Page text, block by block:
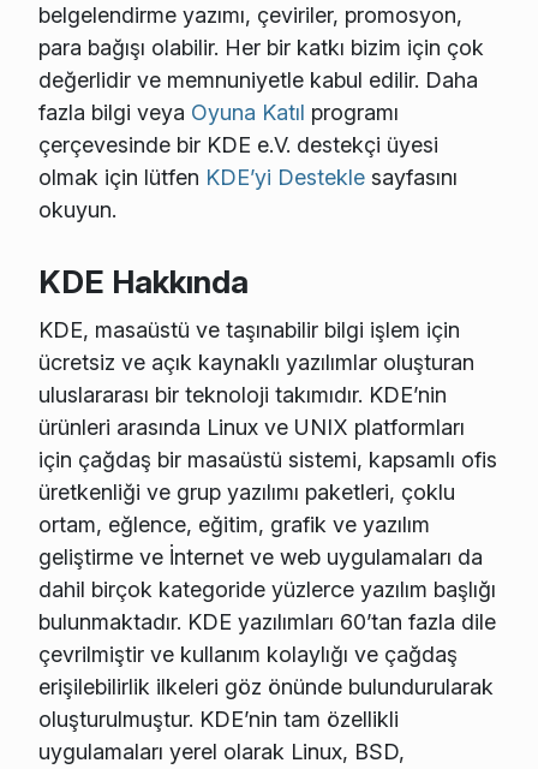
belgelendirme yazımı, çeviriler, promosyon,
para bağışı olabilir. Her bir katkı bizim için çok
değerlidir ve memnuniyetle kabul edilir. Daha
fazla bilgi veya Oyuna Katıl programı
çerçevesinde bir KDE e.V. destekçi üyesi
olmak için lütfen KDE’yi Desteklesayfasını
okuyun.
KDE Hakkında
KDE, masaüstü ve taşınabilir bilgi işlem için
ücretsiz ve açık kaynaklı yazılımlar oluşturan
uluslararası bir teknoloji takımıdır. KDE’nin
ürünleri arasında Linux ve UNIX platformları
için çağdaş bir masaüstü sistemi, kapsamlı ofis
üretkenliği ve grup yazılımı paketleri, çoklu
ortam, eğlence, eğitim, grafik ve yazılım
geliştirme ve İnternet ve web uygulamaları da
dahil birçok kategoride yüzlerce yazılım başlığı
bulunmaktadır. KDE yazılımları 60’tan fazla dile
çevrilmiştir ve kullanım kolaylığı ve çağdaş
erişilebilirlik ilkeleri göz önünde bulundurularak
oluşturulmuştur. KDE’nin tam özellikli
uygulamaları yerel olarak Linux, BSD,